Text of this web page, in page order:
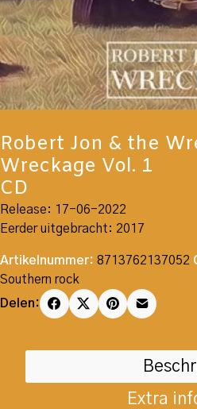
Robert Jon & the
Wreckage Vol. 1
CD
Release: 17-06-2022
Eerder uitgebracht: 2017
Artikelnummer: 8713762137052
Southern rock
Delen:
Extra